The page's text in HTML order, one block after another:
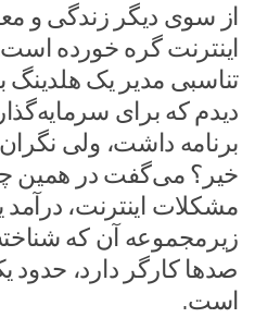
از سوی دیگر زندگی و
اینترنت گره خورده
تناسبی مدیر یک
دیدم که برای
برنامه داشت، ولی نگران
خیر؟ می‌گفت در همین
مشکلات اینترنت،
زیرمجموعه آن که
صد‌ها کارگر دارد،
است.